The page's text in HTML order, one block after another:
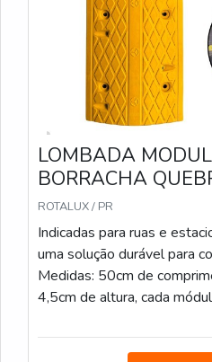
LOMBADA
BORRACHA
ROTALUX / PR
Indicadas para ruas e
uma solução durável para
Medidas: 50cm de
4,5cm de altura, cada